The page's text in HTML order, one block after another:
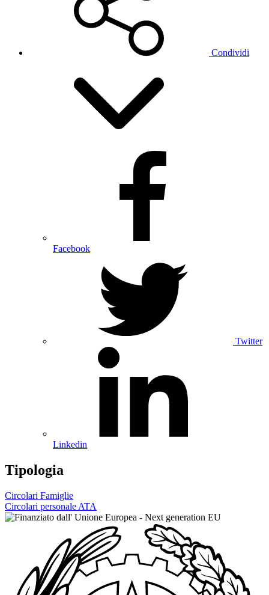
Condividi
Facebook
Twitter
Linkedin
Tipologia
Circolari Famiglie
Circolari personale ATA